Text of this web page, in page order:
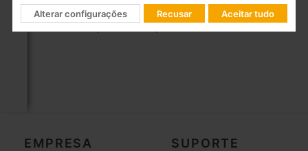
Conectores ópticos SC/APC e tipo F em RF
EMPRESA SUPORTE
Alterar configurações Recusar Aceitar tudo